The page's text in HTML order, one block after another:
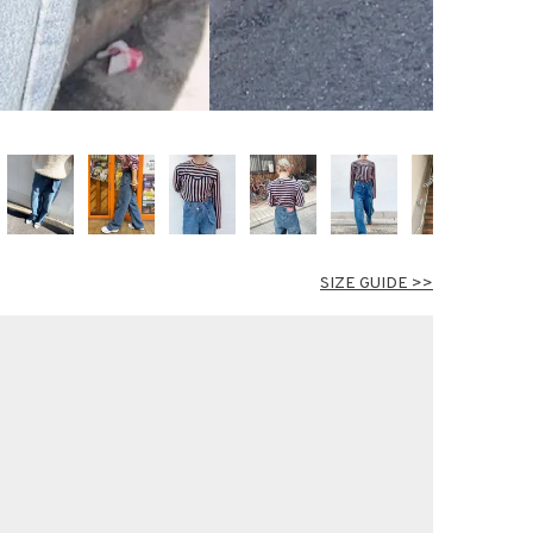
SIZE GUIDE >>